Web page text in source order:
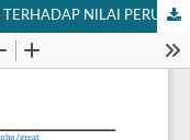
PENGARUH STRUKTUR KEPEMILIKAN TERHADAP NILAI PERUSAHAAN PADA SEKTOR PERTAMBANGAN DI INDONESIA TAHUN 2015-2024